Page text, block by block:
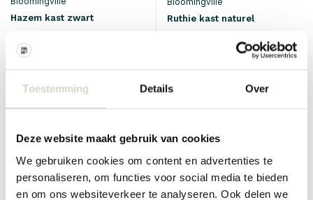
Toestemming Details Over
Deze website maakt gebruik van cookies
We gebruiken cookies om content en advertenties te
personaliseren, om functies voor social media te bieden
en om ons websiteverkeer te analyseren. Ook delen we
Hazem kast zwart
€379,00
Incl. btw
Ruthie kast naturel
€561,75
SALE 25% SALE 25%